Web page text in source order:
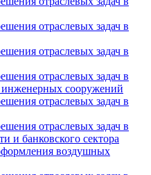
отраслевых задач в
отраслевых задач в
отраслевых задач в
инженерных сооружений
отраслевых задач в
отраслевых задач в
и банковского сектора
воздушных